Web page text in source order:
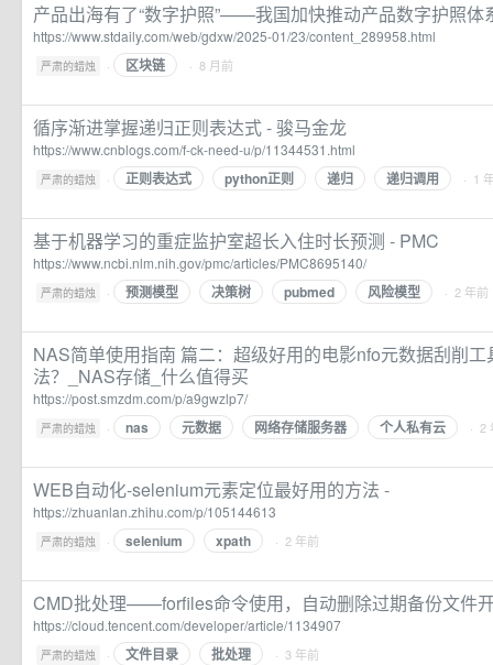
产品出海有了“数字护照”——我国加快推动产品数字护照体
https://www.stdaily.com/web/gdxw/2025-01/23/content_289958.html
严肃的蜡烛 · 区块链 · 8 月前
循序渐进掌握递归正则表达式 - 骏马金龙
https://www.cnblogs.com/f-ck-need-u/p/11344531.html
严肃的蜡烛 · 正则表达式 python正则 递归 递归调用 · 1
基于机器学习的重症监护室超长入住时长预测 - PMC
https://www.ncbi.nlm.nih.gov/pmc/articles/PMC8695140/
严肃的蜡烛 · 预测模型 决策树 pubmed 风险模型 · 2 年前
NAS简单使用指南 篇二：超级好用的电影nfo元数据刮削
法？_NAS存储_什么值得买
https://post.smzdm.com/p/a9gwzlp7/
严肃的蜡烛 · nas 元数据 网络存储服务器 个人私有云 · 2
WEB自动化-selenium元素定位最好用的方法 -
https://zhuanlan.zhihu.com/p/105144613
严肃的蜡烛 · selenium xpath · 2 年前
CMD批处理——forfiles命令使用，自动删除过期备份文件
https://cloud.tencent.com/developer/article/1134907
严肃的蜡烛 · 文件目录 批处理 · 3 年前